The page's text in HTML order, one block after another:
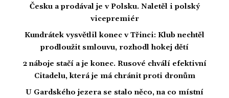
Česku a prodával je v Polsku. Naletěl i polský
vicepremiér
Kundrátek vysvětlil konec v Třinci: Klub nechtěl
prodloužit smlouvu, rozhodl hokej dětí
2 náboje stačí a je konec. Rusové chválí efektivní
Citadelu, která je má chránit proti dronům
U Gardského jezera se stalo něco, na co místní